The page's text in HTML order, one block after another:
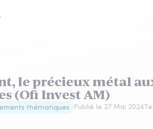
le précieux métal
(Ofi Invest AM)
thématiques Publié le 27 Mai 2024